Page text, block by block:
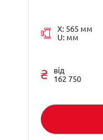
X: 565 мм
U: мм
від
162 750